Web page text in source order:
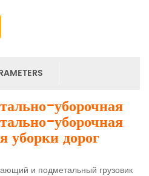
уборочная
уборочная
уборки дорог
и подметальный грузовик